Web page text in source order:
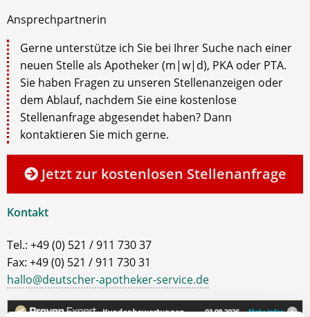
Ansprechpartnerin
Gerne unterstütze ich Sie bei Ihrer Suche nach einer
neuen Stelle als Apotheker (m|w|d), PKA oder PTA.
Sie haben Fragen zu unseren Stellenanzeigen oder
dem Ablauf, nachdem Sie eine kostenlose
Stellenanfrage abgesendet haben? Dann
kontaktieren Sie mich gerne.
Jetzt zur kostenlosen Stellenanfrage
Kontakt
Tel.: +49 (0) 521 / 911 730 37
Fax: +49 (0) 521 / 911 730 31
hallo@deutscher-apotheker-service.de